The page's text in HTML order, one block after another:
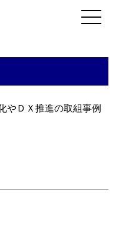
やＤＸ推進の取組事例